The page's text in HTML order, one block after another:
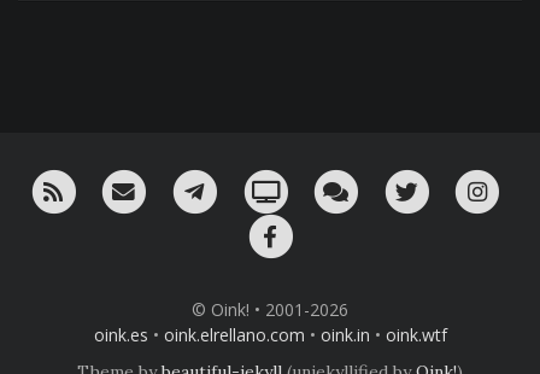
RSS ¡Mándame un email!¡Nuestro canal en Telegram!
Oink! TV Charla con nosotros
Twitter
© Oink! • 2001-2026
oink.es • oink.elrellano.com • oink.in • oink.wtf